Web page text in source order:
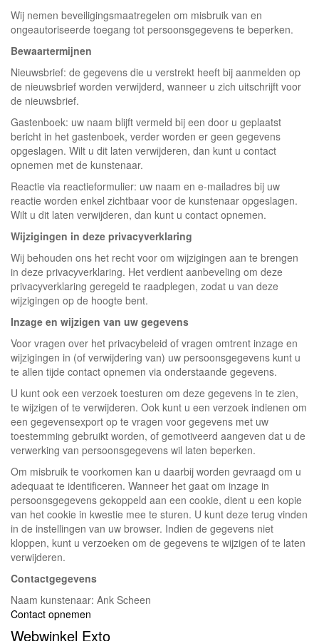
Wij nemen beveiligingsmaatregelen om misbruik van en
ongeautoriseerde toegang tot persoonsgegevens te beperken.
Bewaartermijnen
Nieuwsbrief: de gegevens die u verstrekt heeft bij aanmelden op
de nieuwsbrief worden verwijderd, wanneer u zich uitschrijft voor
de nieuwsbrief.
Gastenboek: uw naam blijft vermeld bij een door u geplaatst
bericht in het gastenboek, verder worden er geen gegevens
opgeslagen. Wilt u dit laten verwijderen, dan kunt u contact
opnemen met de kunstenaar.
Reactie via reactieformulier: uw naam en e-mailadres bij uw
reactie worden enkel zichtbaar voor de kunstenaar opgeslagen.
Wilt u dit laten verwijderen, dan kunt u contact opnemen.
Wijzigingen in deze privacyverklaring
Wij behouden ons het recht voor om wijzigingen aan te brengen
in deze privacyverklaring. Het verdient aanbeveling om deze
privacyverklaring geregeld te raadplegen, zodat u van deze
wijzigingen op de hoogte bent.
Inzage en wijzigen van uw gegevens
Voor vragen over het privacybeleid of vragen omtrent inzage en
wijzigingen in (of verwijdering van) uw persoonsgegevens kunt u
te allen tijde contact opnemen via onderstaande gegevens.
U kunt ook een verzoek toesturen om deze gegevens in te zien,
te wijzigen of te verwijderen. Ook kunt u een verzoek indienen om
een gegevensexport op te vragen voor gegevens met uw
toestemming gebruikt worden, of gemotiveerd aangeven dat u de
verwerking van persoonsgegevens wil laten beperken.
Om misbruik te voorkomen kan u daarbij worden gevraagd om u
adequaat te identificeren. Wanneer het gaat om inzage in
persoonsgegevens gekoppeld aan een cookie, dient u een kopie
van het cookie in kwestie mee te sturen. U kunt deze terug vinden
in de instellingen van uw browser. Indien de gegevens niet
kloppen, kunt u verzoeken om de gegevens te wijzigen of te laten
verwijderen.
Contactgegevens
Naam kunstenaar: Ank Scheen
Contact opnemen
Webwinkel Exto